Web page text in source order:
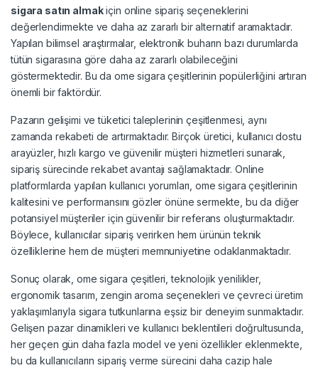
sigara satın almakiçin online sipariş seçeneklerini
değerlendirmekte ve daha az zararlı bir alternatif aramaktadır.
Yapılan bilimsel araştırmalar, elektronik buharın bazı durumlarda
tütün sigarasına göre daha az zararlı olabileceğini
göstermektedir. Bu da ome sigara çeşitlerinin popülerliğini artıran
önemli bir faktördür.
Pazarın gelişimi ve tüketici taleplerinin çeşitlenmesi, aynı
zamanda rekabeti de artırmaktadır. Birçok üretici, kullanıcı dostu
arayüzler, hızlı kargo ve güvenilir müşteri hizmetleri sunarak,
sipariş sürecinde rekabet avantajı sağlamaktadır. Online
platformlarda yapılan kullanıcı yorumları, ome sigara çeşitlerinin
kalitesini ve performansını gözler önüne sermekte, bu da diğer
potansiyel müşteriler için güvenilir bir referans oluşturmaktadır.
Böylece, kullanıcılar sipariş verirken hem ürünün teknik
özelliklerine hem de müşteri memnuniyetine odaklanmaktadır.
Sonuç olarak, ome sigara çeşitleri, teknolojik yenilikler,
ergonomik tasarım, zengin aroma seçenekleri ve çevreci üretim
yaklaşımlarıyla sigara tutkunlarına eşsiz bir deneyim sunmaktadır.
Gelişen pazar dinamikleri ve kullanıcı beklentileri doğrultusunda,
her geçen gün daha fazla model ve yeni özellikler eklenmekte,
bu da kullanıcıların sipariş verme sürecini daha cazip hale